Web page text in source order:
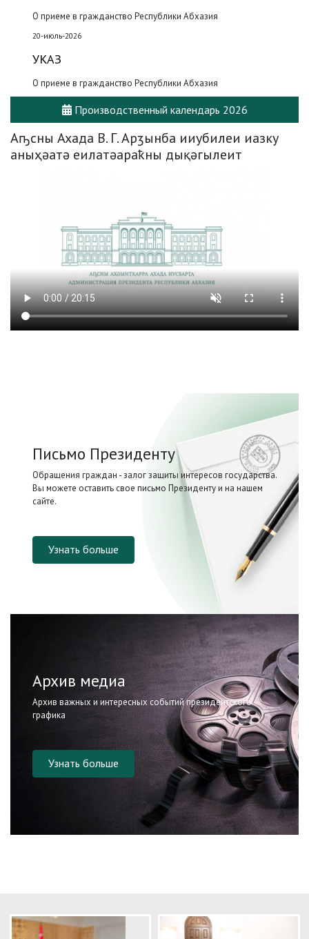
О приеме в гражданство Республики Абхазия
20-июль-2026
УКАЗ
О приеме в гражданство Республики Абхазия
Производственный календарь 2026
Аҧсны Ахада В. Г. Арӡынба ииубилеи иазку
аныҳәатә еилатәараҟны дықәгылеит
Письмо Президенту
Обращения граждан - залог защиты интересов государства.
Вы можете оставить свое письмо Президенту и на нашем
сайте.
Узнать больше
Архив медиа
Архив важных и интересных событий президентского
графика
Узнать больше